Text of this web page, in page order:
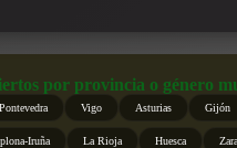
por provincia o género
Pontevedra Vigo Asturias Gijón
Iruña La Rioja Huesca